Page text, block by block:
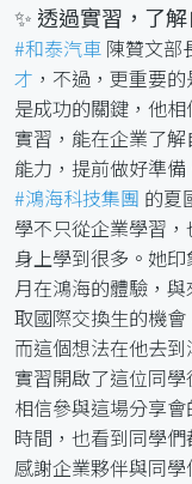
✨ 透過實習，了
#和泰汽車 陳贊文部
才 ，不過，更重要
是成功的關鍵，他
實習，能在企業了
能力，提前做好準備
#鴻海科技集團 的夏
學不只從企業學習
身上學到很多。她
月在鴻海的體驗，
取國際交換生的機會
而這個想法在他去
實習開啟了這位同
相信參與這場分享
時間，也看到同學
感謝企業夥伴與同